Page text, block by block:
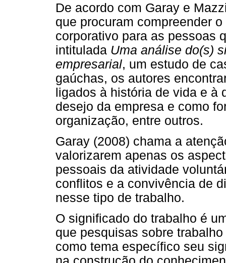
De acordo com Garay e
que procuram compreender
corporativo para as pessoas
intitulada Uma análise do(s)
empresarial, um estudo de
gaúchas, os autores
ligados à história de vida e à
desejo da empresa e como
organização, entre outros.
Garay (2008) chama a
valorizarem apenas os
pessoais da atividade
conflitos e a convivência de
nesse tipo de trabalho.
O significado do trabalho é
que pesquisas sobre
como tema específico seu